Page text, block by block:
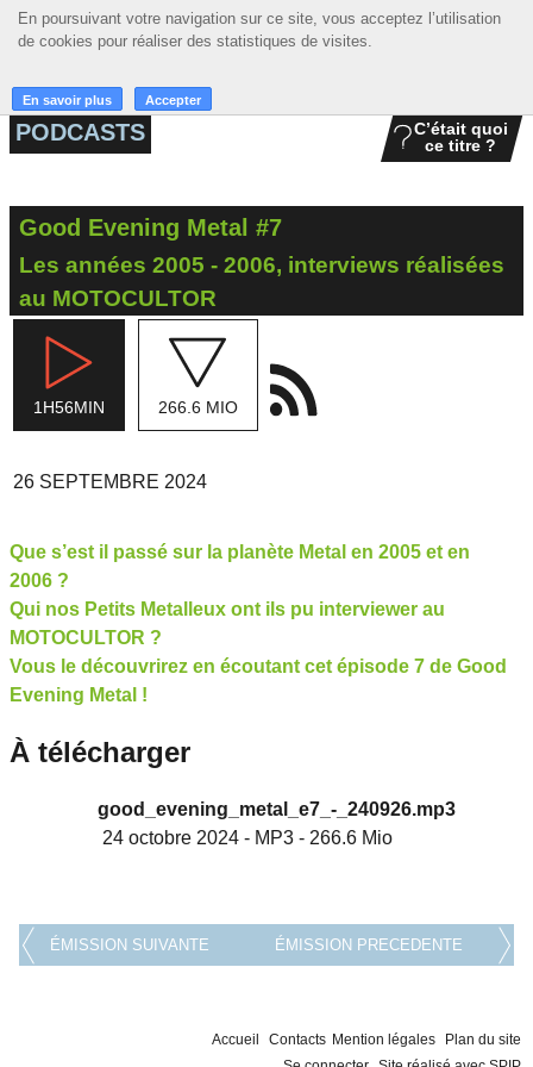
En poursuivant votre navigation sur ce site, vous acceptez l’utilisation
de cookies pour réaliser des statistiques de visites.
En savoir plus Accepter
En poursuivant votre navigation sur ce site, vous acceptez l’utilisation
de cookies pour réaliser des statistiques de visites.
En savoir plus Accepter
☰ MENU
ACCUEIL
MUSIQUE
ACTIONS
LA RADIO
PODCASTS
C’était quoi
ce titre ?
Good Evening Metal #7
Les années 2005 - 2006, interviews réalisées
au MOTOCULTOR
1H56MIN 266.6 MIO
26 SEPTEMBRE 2024
Que s’est il passé sur la planète Metal en 2005 et en
2006 ?
Qui nos Petits Metalleux ont ils pu interviewer au
MOTOCULTOR ?
Vous le découvrirez en écoutant cet épisode 7 de Good
Evening Metal !
À télécharger
good_evening_metal_e7_-_240926.mp3
24 octobre 2024 - MP3 - 266.6 Mio
ÉMISSION SUIVANTE ÉMISSION PRECEDENTE
Accueil Contacts Mention légales
Plan du site